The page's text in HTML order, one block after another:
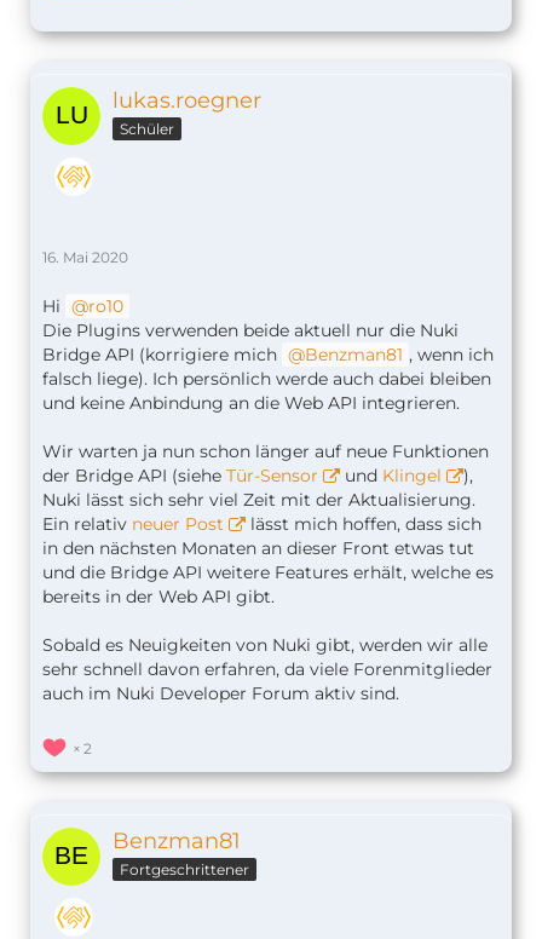
lukas.roegner
Schüler
16. Mai 2020
Hi
ro10
Die Plugins verwenden beide aktuell nur die Nuki
Bridge API (korrigiere mich
Benzman81 , wenn ich
falsch liege). Ich persönlich werde auch dabei bleiben
und keine Anbindung an die Web API integrieren.
Wir warten ja nun schon länger auf neue Funktionen
der Bridge API (siehe Tür-Sensor und Klingel
),
Nuki lässt sich sehr viel Zeit mit der Aktualisierung.
Ein relativ neuer Post
lässt mich hoffen, dass sich
in den nächsten Monaten an dieser Front etwas tut
und die Bridge API weitere Features erhält, welche es
bereits in der Web API gibt.
Sobald es Neuigkeiten von Nuki gibt, werden wir alle
sehr schnell davon erfahren, da viele Forenmitglieder
auch im Nuki Developer Forum aktiv sind.
2
Benzman81
Fortgeschrittener